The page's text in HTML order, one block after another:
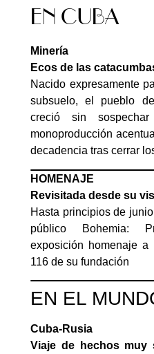
EN CUBA
Minería
Ecos de las
Nacido expresamente
subsuelo, el pueblo
creció sin
monoproducción
decadencia tras cerrar
HOMENAJE
Revisitada desde su
Hasta principios de
público Bohemia:
exposición homenaje a
116 de su fundación
EN EL
Cuba-Rusia
Viaje de hechos muy